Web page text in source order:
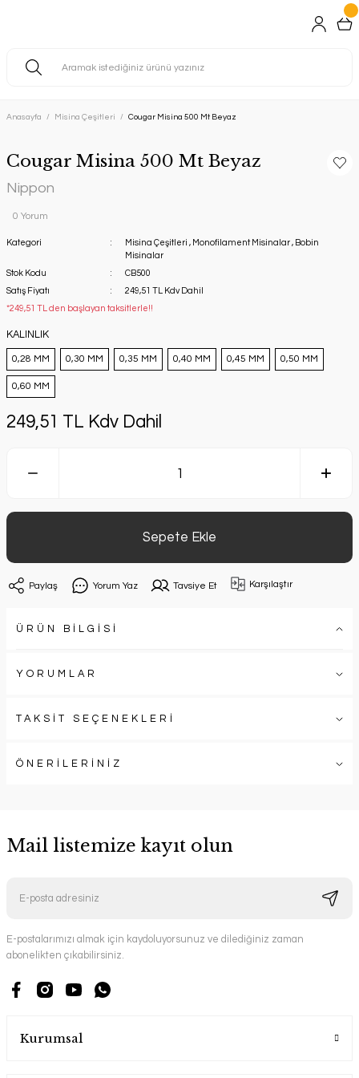
Anasayfa Misina Çeşitleri Cougar Misina 500 Mt Beyaz
Cougar Misina 500 Mt Beyaz
Nippon
0 Yorum
Kategori Misina Çeşitleri , Monofilament Misinalar , Bobin
Misinalar
Stok Kodu
CB500
Satış Fiyatı
249,51 TL Kdv Dahil
*249,51 TL den başlayan taksitlerle!!
KALINLIK
0,28 MM 0,30 MM 0,35 MM 0,40 MM 0,45 MM 0,50 MM
0,60 MM
249,51 TL Kdv Dahil
Sepete Ekle
Paylaş Yorum Yaz Tavsiye Et Karşılaştır
ÜRÜN BİLGİSİ
YORUMLAR
TAKSİT SEÇENEKLERİ
ÖNERİLERİNİZ
Mail listemize kayıt olun
E-postalarımızı almak için kaydoluyorsunuz ve dilediğiniz zaman
abonelikten çıkabilirsiniz.
Kurumsal